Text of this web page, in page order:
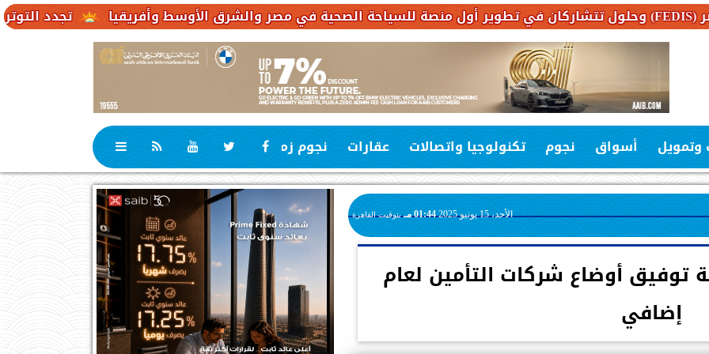
تجدد التوترات يخفض صادرات النفط
وتمويل أسواق نجوم تكنولوجيا واتصالات عقارات نجوم زمان رياضة
الأحد، 15 يونيو 2025 01:44 مـ بتوقيت القاهرة
توفيق أوضاع شركات التأمين لعام
إضافي